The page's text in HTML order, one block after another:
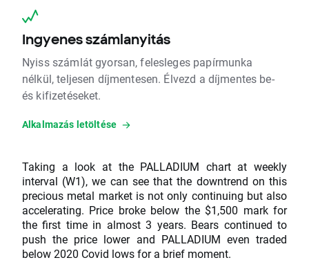
Ingyenes számlanyitás
Nyiss számlát gyorsan, felesleges papírmunka
nélkül, teljesen díjmentesen. Élvezd a díjmentes be-
és kifizetéseket.
Alkalmazás letöltése
Taking a look at the PALLADIUM chart at weekly
interval (W1), we can see that the downtrend on this
precious metal market is not only continuing but also
accelerating. Price broke below the $1,500 mark for
the first time in almost 3 years. Bears continued to
push the price lower and PALLADIUM even traded
below 2020 Covid lows for a brief moment.